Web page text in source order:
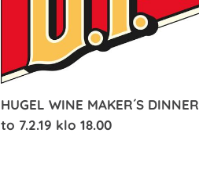
HUGEL WINE MAKER´S DINNER
to 7.2.19 klo 18.00